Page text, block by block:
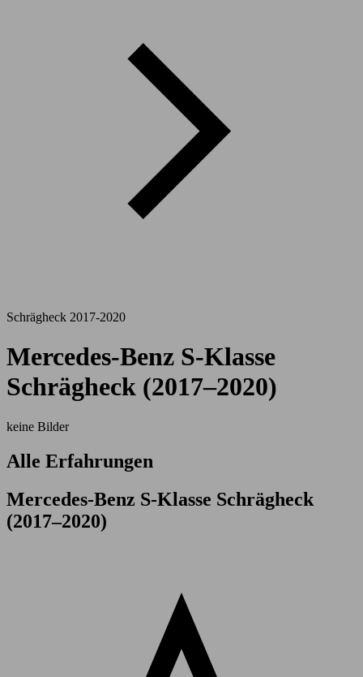
Schrägheck 2017-2020
Mercedes-Benz S-Klasse
Schrägheck (2017–2020)
keine Bilder
Alle Erfahrungen
Mercedes-Benz S-Klasse Schrägheck
(2017–2020)